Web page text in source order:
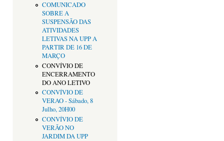
COMUNICADO
SOBRE A
SUSPENSÃO DAS
ATIVIDADES
LETIVAS NA UPP A
PARTIR DE 16 DE
MARÇO
CONVÍVIO DE
ENCERRAMENTO
DO ANO LETIVO
CONVÍVIO DE
VERAO - Sábado, 8
Julho, 20H00
CONVÍVIO DE
VERÃO NO
JARDIM DA UPP